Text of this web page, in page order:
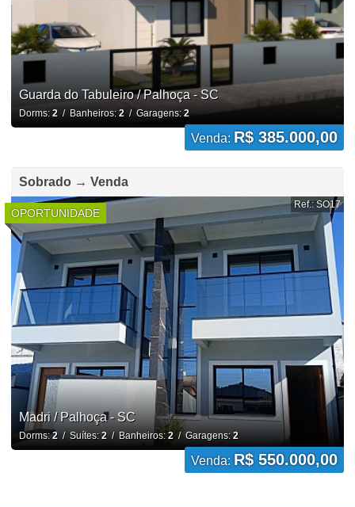
Guarda do Tabuleiro / Palhoça - SC
Dorms: 2/ Banheiros: 2/ Garagens: 2
Venda: R$ 385.000,00
Sobrado → Venda
OPORTUNIDADE
Ref.: SO17
Madri / Palhoça - SC
Dorms:2/ Suítes: 2/ Banheiros: 2/ Garagens: 2
Venda: R$ 550.000,00